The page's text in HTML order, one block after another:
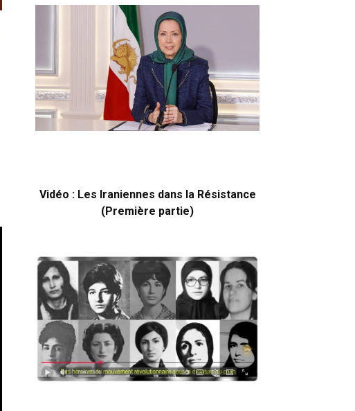
Vidéo : Les Iraniennes dans la Résistance
(Première partie)